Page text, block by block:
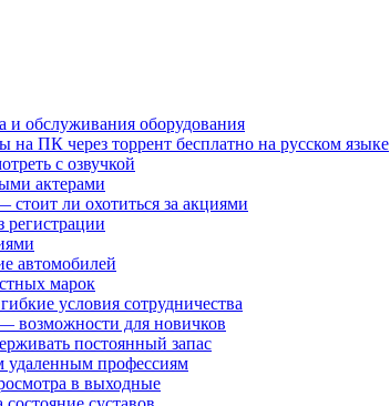
и обслуживания оборудования
на ПК через торрент бесплатно на русском языке
с озвучкой
актерами
ли охотиться за акциями
автомобилей
марок
условия сотрудничества
возможности для новичков
постоянный запас
удаленным профессиям
в выходные